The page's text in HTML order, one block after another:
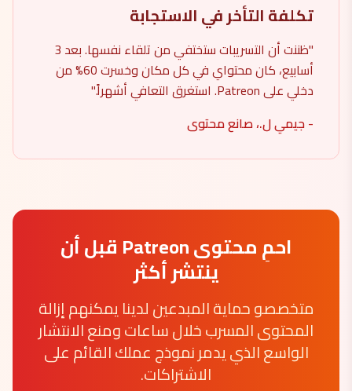
تكلفة التأخر في الاستجابة
"ظننت أن التسريبات ستختفي من تلقاء نفسها. بعد 3
أسابيع، كان محتواي في كل مكان وخسرت 60% من
دخلي على Patreon. استغرق التعافي أشهراً."
- جيمي ل.، صانع محتوى
احمِ محتوى Patreon قبل أن
ينتشر أكثر
متخصصو حماية المبدعين لدينا يمكنهم إزالة
المحتوى المسرب خلال ساعات ومنع الانتشار
الواسع الذي يدمر نموذج عملك القائم على
الاشتراكات.